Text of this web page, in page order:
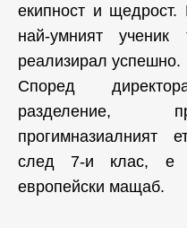
екипност и
най-умният
реализирал успешно.
Според
разделение,
прогимназиалният
след 7-и клас, е
европейски мащаб.